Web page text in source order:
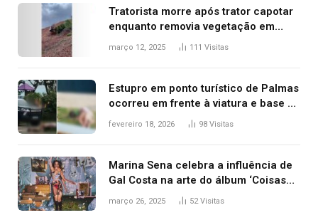
Tratorista morre após trator capotar
enquanto removia vegetação em
ribanceira de rodovia
março 12, 2025 111 Visitas
Estupro em ponto turístico de Palmas
ocorreu em frente à viatura e base de
segurança; polícia investiga
fevereiro 18, 2026 98 Visitas
Marina Sena celebra a influência de
Gal Costa na arte do álbum ‘Coisas
naturais’
março 26, 2025 52Visitas